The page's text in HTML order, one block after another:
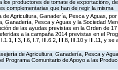
productores de tomate de exportación»,
complementarias que han de regir la misma
Agricultura, Ganadería, Pesca y Aguas,
Ganadería, Pesca y Aguas y la Sociedad
de las ayudas previstas en la Orden de
a la campaña 2014 previstas en el
I.3, I.6, I.7, III.6.2, III.8, III.10 y III.11, y se
de Agricultura, Ganadería, Pesca y
Programa Comunitario de Apoyo a las